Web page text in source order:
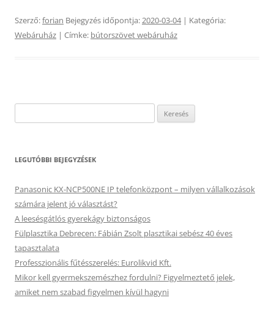
Szerző:forian Bejegyzés időpontja:2020-03-04| Kategória:
Webáruház | Címke: bútorszövet webáruház
LEGUTÓBBI BEJEGYZÉSEK
Panasonic KX-NCP500NE IP telefonközpont – milyen vállalkozások
számára jelent jó választást?
A leesésgátlós gyerekágy biztonságos
Fülplasztika Debrecen: Fábián Zsolt plasztikai sebész 40 éves
tapasztalata
Professzionális fűtésszerelés: Eurolikvid Kft.
Mikor kell gyermekszemészhez fordulni? Figyelmeztető jelek,
amiket nem szabad figyelmen kívül hagyni